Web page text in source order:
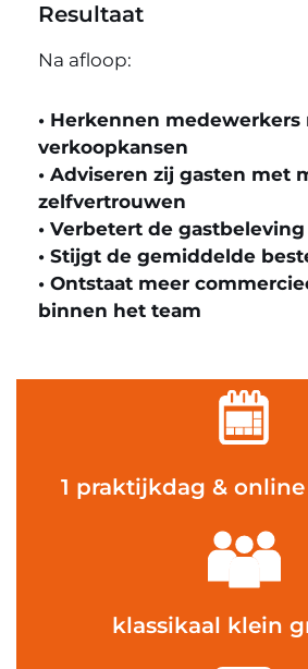
Resultaat
Na afloop:
• Herkennen medewerkers
verkoopkansen
• Adviseren zij gasten met
zelfvertrouwen
• Verbetert de gastbeleving
• Stijgt de gemiddelde
• Ontstaat meer
binnen het team
1 praktijkdag &
klassikaal klein